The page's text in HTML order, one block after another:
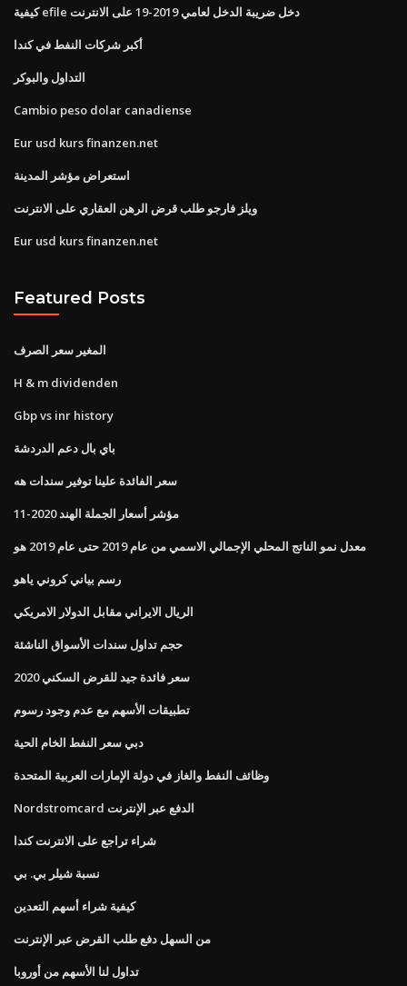
كيفية efile دخل ضريبة الدخل لعامي 2019-19 على الانترنت
أكبر شركات النفط في كندا
التداول والبوكر
Cambio peso dolar canadiense
Eur usd kurs finanzen.net
استعراض مؤشر المدينة
ويلز فارجو طلب قرض الرهن العقاري على الانترنت
Eur usd kurs finanzen.net
Featured Posts
المغير سعر الصرف
H & m dividenden
Gbp vs inr history
باي بال دعم الدردشة
سعر الفائدة علينا توفير سندات هه
مؤشر أسعار الجملة الهند 2020-11
معدل نمو الناتج المحلي الإجمالي الاسمي من عام 2019 حتى عام 2019 هو
رسم بياني كروني ياهو
الريال الايراني مقابل الدولار الامريكي
حجم تداول سندات الأسواق الناشئة
سعر فائدة جيد للقرض السكني 2020
تطبيقات الأسهم مع عدم وجود رسوم
دبي سعر النفط الخام الحية
وظائف النفط والغاز في دولة الإمارات العربية المتحدة
Nordstromcard الدفع عبر الإنترنت
شراء تراجع على الانترنت كندا
نسبة شيلر بي. بي
كيفية شراء أسهم التعدين
من السهل دفع طلب القرض عبر الإنترنت
تداول لنا الأسهم من أوروبا